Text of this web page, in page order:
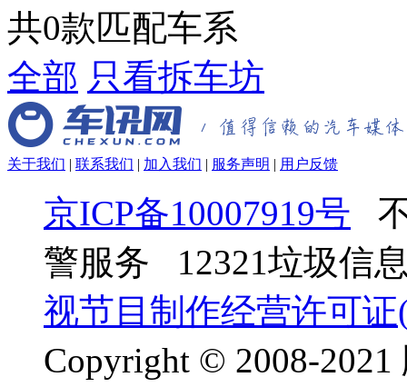
共0款匹配车系
全部 只看拆车坊
关于我们 | 联系我们 | 加入我们 | 服务声明 | 用户反馈
京ICP备10007919号
警服务 12321垃圾信
视节目制作经营许可证
Copyright © 2008-